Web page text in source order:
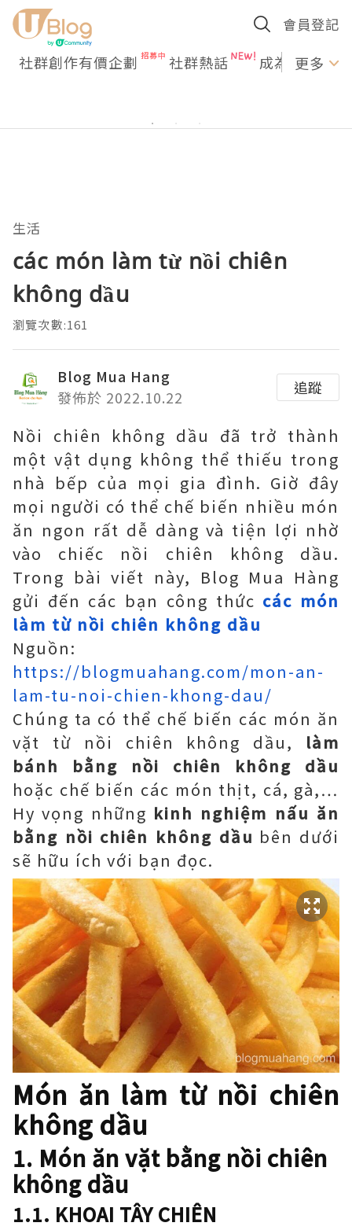
會員登記
社群創作有價企劃 社群熱話 成為U更多
生活
các món làm từ nồi chiên
không dầu
瀏覽次數:161
Blog Mua Hang
發佈於 2022.10.22
追蹤
Nồi chiên không dầu đã trở thành
một vật dụng không thể thiếu trong
nhà bếp của mọi gia đình. Giờ đây
mọi người có thể chế biến nhiều món
ăn ngon rất dễ dàng và tiện lợi nhờ
vào chiếc nồi chiên không dầu.
Trong bài viết này, Blog Mua Hàng
gửi đến các bạn công thức các món
làm từ nồi chiên không dầu
Nguồn:
https://blogmuahang.com/mon-an-
lam-tu-noi-chien-khong-dau/
Chúng ta có thể chế biến các món ăn
vặt từ nồi chiên không dầu, làm
bánh bằng nồi chiên không dầu
hoặc chế biến các món thịt, cá, gà,…
Hy vọng những kinh nghiệm nấu ăn
bằng nồi chiên không dầu bên dưới
sẽ hữu ích với bạn đọc.
Món ăn làm từ nồi chiên
không dầu
1. Món ăn vặt bằng nồi chiên
không dầu
1.1. KHOAI TÂY CHIÊN